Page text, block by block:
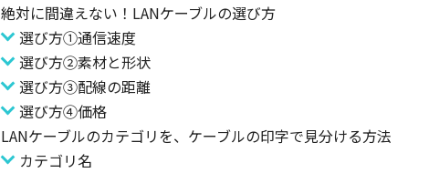
絶対に間違えない！LANケーブルの選び方
選び方①通信速度
選び方②素材と形状
選び方③配線の距離
選び方④価格
LANケーブルのカテゴリを、ケーブルの印字で見分ける方法
カテゴリ名